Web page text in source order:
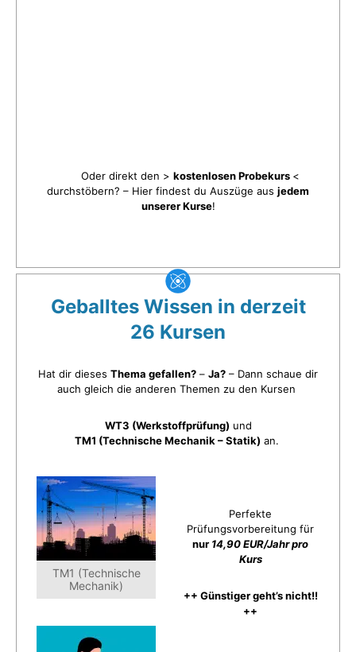
Oder direkt den > kostenlosen Probekurs <
durchstöbern? – Hier findest du Auszüge aus jedem
unserer Kurse!
Geballtes Wissen in derzeit
26 Kursen
Hat dir dieses Thema gefallen? – Ja? – Dann schaue dir
auch gleich die anderen Themen zu den Kursen
WT3 (Werkstoffprüfung) und
TM1 (Technische Mechanik – Statik) an.
TM1 (Technische
Mechanik)
Perfekte
Prüfungsvorbereitung für
nur 14,90 EUR/Jahr pro
Kurs
++ Günstiger geht’s nicht!!
++